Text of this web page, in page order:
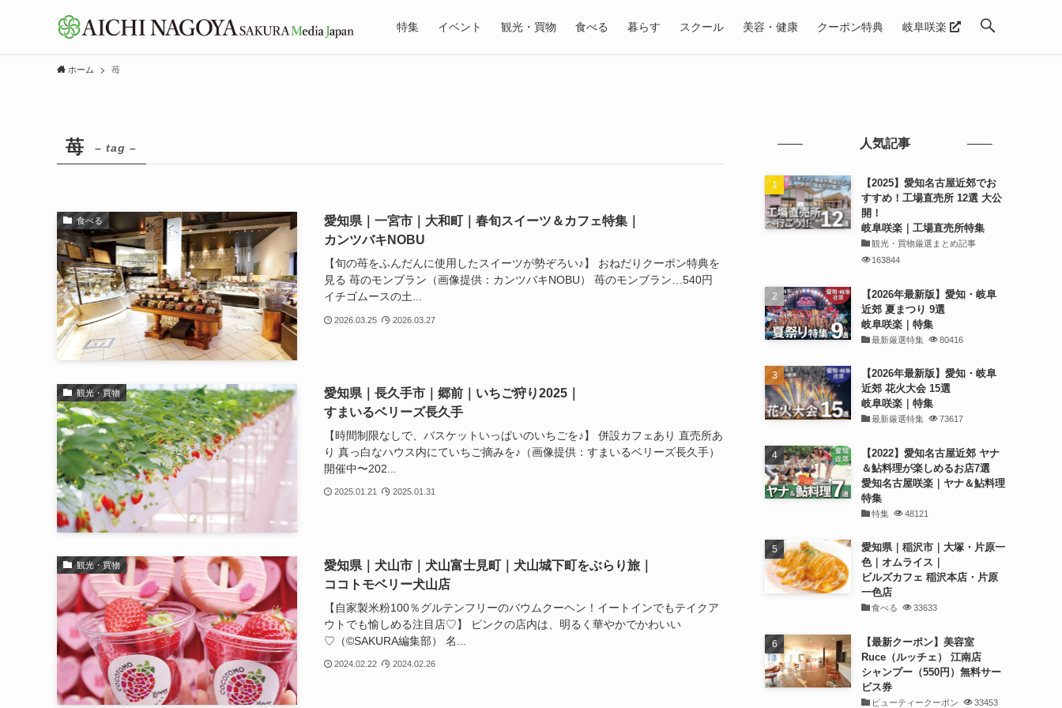
特集 イベント 観光・買物 食べる 暮らす スクール 美容・健康 クーポン特典 岐阜咲楽
ホーム 苺
苺 – tag –
食べる
愛知県｜一宮市｜大和町｜春旬スイーツ＆カフェ特集｜
カンツバキNOBU
【旬の苺をふんだんに使用したスイーツが勢ぞろい♪】 おねだりクーポン特典を
見る 苺のモンブラン（画像提供：カンツバキNOBU） 苺のモンブラン…540円
イチゴムースの土...
2026.03.25 2026.03.27
観光・買物
愛知県｜長久手市｜郷前｜いちご狩り2025｜
すまいるベリーズ長久手
【時間制限なしで、バスケットいっぱいのいちごを♪】 併設カフェあり 直売所あ
り 真っ白なハウス内にていちご摘みを♪（画像提供：すまいるベリーズ長久手）
開催中〜202...
2025.01.21 2025.01.31
観光・買物
愛知県｜犬山市｜犬山富士見町｜犬山城下町をぶらり旅｜
ココトモベリー犬山店
【自家製米粉100％グルテンフリーのバウムクーヘン！イートインでもテイクア
ウトでも愉しめる注目店♡】 ピンクの店内は、明るく華やかでかわいい
♡（©️SAKURA編集部） 名...
2024.02.22 2024.02.26
人気記事
【2025】愛知名古屋近郊でお
すすめ！工場直売所 12選 大公
開！
岐阜咲楽｜工場直売所特集
観光・買物厳選まとめ記事
163844
【2026年最新版】愛知・岐阜
近郊 夏まつり 9選
岐阜咲楽｜特集
最新厳選特集 80416
【2026年最新版】愛知・岐阜
近郊 花火大会 15選
岐阜咲楽｜特集
最新厳選特集 73617
【2022】愛知名古屋近郊 ヤナ
＆鮎料理が楽しめるお店7選
愛知名古屋咲楽｜ヤナ＆鮎料理
特集
特集 48121
愛知県｜稲沢市｜大塚・片原一
色｜オムライス｜
ビルズカフェ 稲沢本店・片原
一色店
食べる 33633
【最新クーポン】美容室
Ruce（ルッチェ） 江南店
シャンプー（550円）無料サー
ビス券
ビューティークーポン 33453